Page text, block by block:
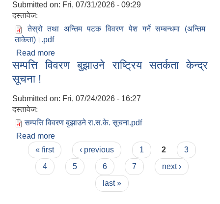
Submitted on: Fri, 07/31/2026 - 09:29
दस्तावेज:
तेस्रो तथा अन्तिम पटक विवरण पेश गर्ने सम्बन्धमा (अन्तिम
ताकेता)।.pdf
Read more
(अन्तिम ताकेता)।
सम्पत्ति विवरण बुझाउने राष्ट्रिय सतर्कता केन्द्र
सूचना !
Submitted on: Fri, 07/24/2026 - 16:27
दस्तावेज:
सम्पत्ति विवरण बुझाउने रा.स.के. सूचना.pdf
Read more
सूचना !
Pages
« first ‹ previous 1 2
3
4
5 6 7
next ›
last »